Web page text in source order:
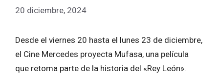
20 diciembre, 2024
Desde el viernes 20 hasta el lunes 23 de diciembre,
el Cine Mercedes proyecta Mufasa, una película
que retoma parte de la historia del «Rey León».